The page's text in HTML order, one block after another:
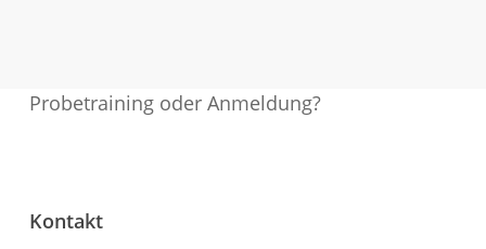
Probetraining oder Anmeldung?
Kontakt